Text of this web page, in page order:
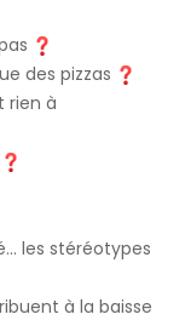
des pizzas
rien à
les stéréotypes
à la baisse